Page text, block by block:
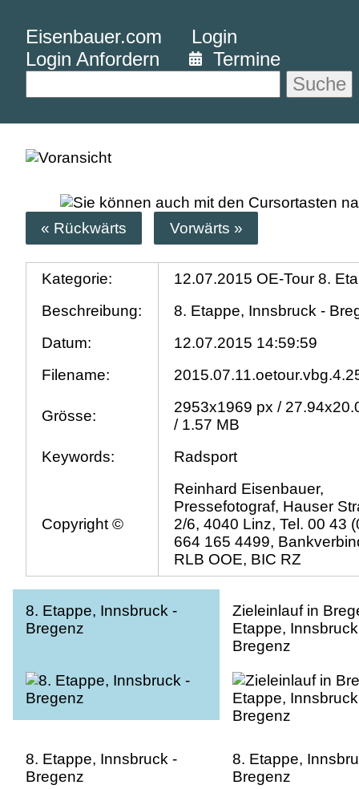
Eisenbauer.com
Login
Login Anfordern
Termine
Suche
« Rückwärts Vorwärts »
Kategorie:
12.07.2015 OE-Tour 8.
Beschreibung:
8. Etappe, Innsbruck -
Datum:
12.07.2015 14:59:59
Filename:
Grösse:
2953x1969 px /
/ 1.57 MB
Keywords:
Radsport
Copyright ©
Reinhard Eisenbauer,
Pressefotograf, Hauser
2/6, 4040 Linz, Tel. 00 43
664 165 4499,
RLB OOE, BIC RZ
8. Etappe, Innsbruck -
Bregenz
Zieleinlauf in
Etappe,
Bregenz
8. Etappe, Innsbruck -
Bregenz
8. Etappe,
Bregenz